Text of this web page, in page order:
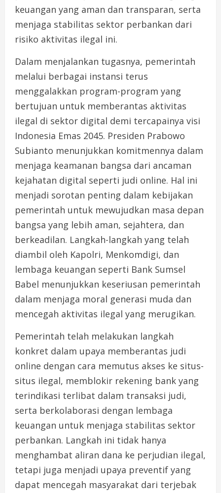
keuangan yang aman dan transparan, serta
menjaga stabilitas sektor perbankan dari
risiko aktivitas ilegal ini.
Dalam menjalankan tugasnya, pemerintah
melalui berbagai instansi terus
menggalakkan program-program yang
bertujuan untuk memberantas aktivitas
ilegal di sektor digital demi tercapainya visi
Indonesia Emas 2045. Presiden Prabowo
Subianto menunjukkan komitmennya dalam
menjaga keamanan bangsa dari ancaman
kejahatan digital seperti judi online. Hal ini
menjadi sorotan penting dalam kebijakan
pemerintah untuk mewujudkan masa depan
bangsa yang lebih aman, sejahtera, dan
berkeadilan. Langkah-langkah yang telah
diambil oleh Kapolri, Menkomdigi, dan
lembaga keuangan seperti Bank Sumsel
Babel menunjukkan keseriusan pemerintah
dalam menjaga moral generasi muda dan
mencegah aktivitas ilegal yang merugikan.
Pemerintah telah melakukan langkah
konkret dalam upaya memberantas judi
online dengan cara memutus akses ke situs-
situs ilegal, memblokir rekening bank yang
terindikasi terlibat dalam transaksi judi,
serta berkolaborasi dengan lembaga
keuangan untuk menjaga stabilitas sektor
perbankan. Langkah ini tidak hanya
menghambat aliran dana ke perjudian ilegal,
tetapi juga menjadi upaya preventif yang
dapat mencegah masyarakat dari terjebak